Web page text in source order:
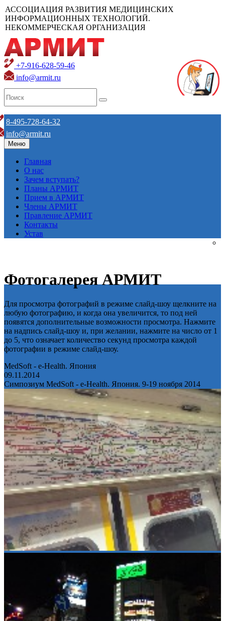
АССОЦИАЦИЯ РАЗВИТИЯ МЕДИЦИНСКИХ
ИНФОРМАЦИОННЫХ ТЕХНОЛОГИЙ.
НЕКОММЕРЧЕСКАЯ ОРГАНИЗАЦИЯ
+7-916-628-59-46
info@armit.ru
8-495-728-64-32
info@armit.ru
Меню
Главная
О нас
Зачем вступать?
Планы АРМИТ
Прием в АРМИТ
Члены АРМИТ
Правление АРМИТ
Контакты
Устав
Фотогалерея АРМИТ
Для просмотра фотографий в режиме слайд-шоу щелкните на
любую фотографию, и когда она увеличится, то под ней
появятся дополнительные возможности просмотра. Нажмите
на надпись слайд-шоу и, при желании, нажмите на число от 1
до 5, что означает количество секунд просмотра каждой
фотографии в режиме слайд-шоу.
MedSoft - e-Health. Япония
09.11.2014
Симпозиум MedSoft - e-Health. Япония. 9-19 ноября 2014